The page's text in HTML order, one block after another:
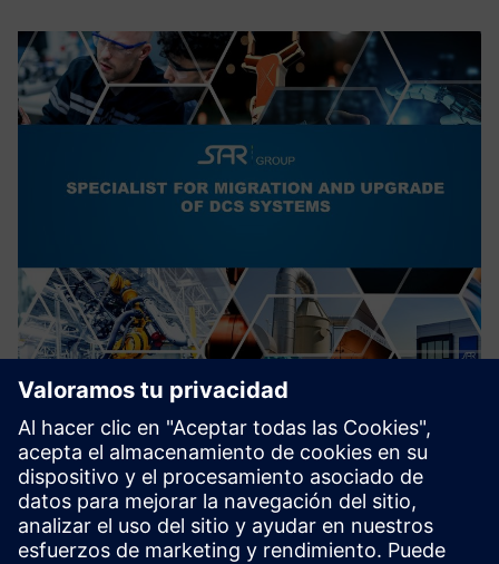
Migration of outdated DCS to
SIMATIC PCS7/PCS neo
Migración de sistemas de control distribuido anticuados a
sistemas de control modernos y de última generación.
Aumentar la ciberseguridad.